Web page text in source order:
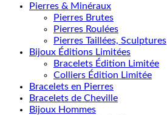
Pierres & Minéraux
Pierres Brutes
Pierres Roulées
Pierres Taillées, Sculptures
Bijoux Éditions Limitées
Bracelets Édition Limitée
Colliers Édition Limitée
Bracelets en Pierres
Bracelets de Cheville
Bijoux Hommes